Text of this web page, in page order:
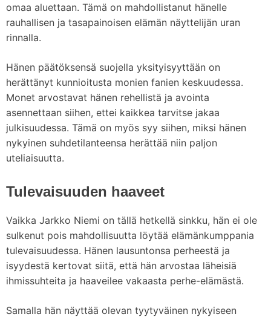
omaa aluettaan. Tämä on mahdollistanut hänelle
rauhallisen ja tasapainoisen elämän näyttelijän uran
rinnalla.
Hänen päätöksensä suojella yksityisyyttään on
herättänyt kunnioitusta monien fanien keskuudessa.
Monet arvostavat hänen rehellistä ja avointa
asennettaan siihen, ettei kaikkea tarvitse jakaa
julkisuudessa. Tämä on myös syy siihen, miksi hänen
nykyinen suhdetilanteensa herättää niin paljon
uteliaisuutta.
Tulevaisuuden haaveet
Vaikka Jarkko Niemi on tällä hetkellä sinkku, hän ei ole
sulkenut pois mahdollisuutta löytää elämänkumppania
tulevaisuudessa. Hänen lausuntonsa perheestä ja
isyydestä kertovat siitä, että hän arvostaa läheisiä
ihmissuhteita ja haaveilee vakaasta perhe-elämästä.
Samalla hän näyttää olevan tyytyväinen nykyiseen